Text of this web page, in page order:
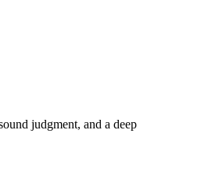
judgment, and a deep